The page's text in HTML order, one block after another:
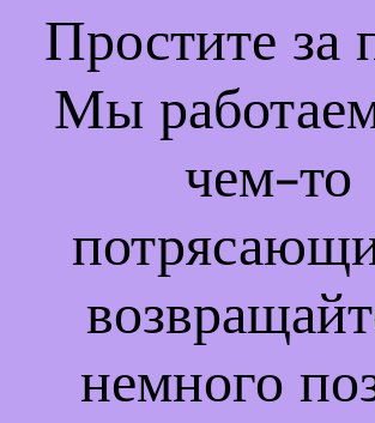
Простите за
Мы
чем-то
немного